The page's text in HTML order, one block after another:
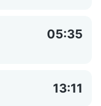
05:35
13:11